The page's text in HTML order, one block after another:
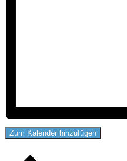
Zum Kalender hinzufügen